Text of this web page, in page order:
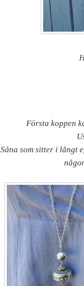
Första koppen
Såna som sitter i långt